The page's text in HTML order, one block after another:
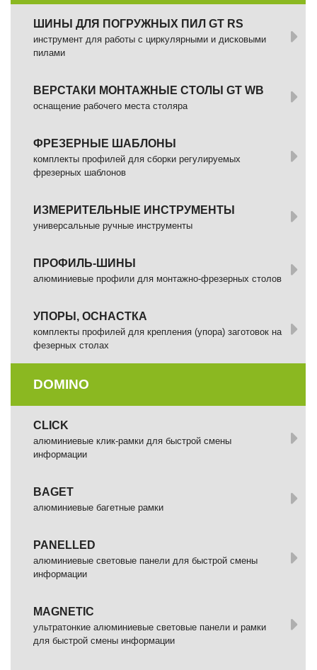
ШИНЫ ДЛЯ ПОГРУЖНЫХ ПИЛ GT RS
инструмент для работы с циркулярными и дисковыми
пилами
ВЕРСТАКИ МОНТАЖНЫЕ СТОЛЫ GT WB
оснащение рабочего места столяра
ФРЕЗЕРНЫЕ ШАБЛОНЫ
комплекты профилей для сборки регулируемых
фрезерных шаблонов
ИЗМЕРИТЕЛЬНЫЕ ИНСТРУМЕНТЫ
универсальные ручные инструменты
ПРОФИЛЬ-ШИНЫ
алюминиевые профили для монтажно-фрезерных столов
УПОРЫ, ОСНАСТКА
комплекты профилей для крепления (упора) заготовок на
фезерных столах
DOMINO
СLICK
алюминиевые клик-рамки для быстрой смены
информации
BAGET
алюминиевые багетные рамки
PANELLED
алюминиевые световые панели для быстрой смены
информации
MAGNETIC
ультратонкие алюминиевые световые панели и рамки
для быстрой смены информации